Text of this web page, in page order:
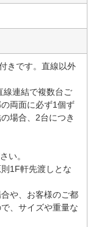
きです。直線以外
線連結で複数台ご
両面に必ず1個ず
場合、2台につき
い。
1F軒先渡しとな
や、お客様のご都
、サイズや重量な